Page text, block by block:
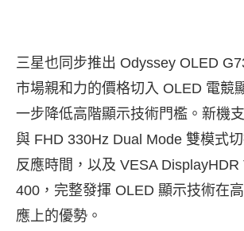
三星也同步推出 Odyssey OLED
市場親和力的價格切入 OLED 電競
一步降低高階顯示技術門檻。新機
與 FHD 330Hz Dual Mode 雙模式
反應時間，以及 VESA DisplayHDR
400，完整發揮 OLED 顯示技術在
應上的優勢。